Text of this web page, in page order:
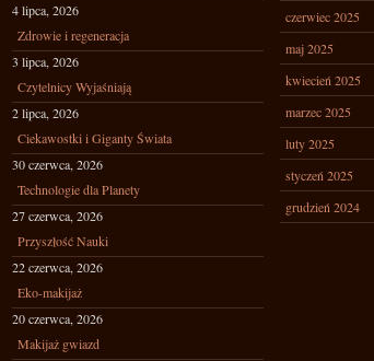
4 lipca, 2026
Zdrowie i regeneracja
3 lipca, 2026
Czytelnicy Wyjaśniają
2 lipca, 2026
Ciekawostki i Giganty Świata
30 czerwca, 2026
Technologie dla Planety
27 czerwca, 2026
Przyszłość Nauki
22 czerwca, 2026
Eko-makijaż
20 czerwca, 2026
Makijaż gwiazd
czerwiec 2025
maj 2025
kwiecień 2025
marzec 2025
luty 2025
styczeń 2025
grudzień 2024